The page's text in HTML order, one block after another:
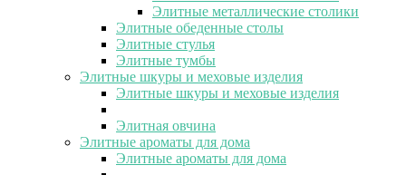
Элитные металлические столики
Элитные обеденные столы
Элитные стулья
Элитные тумбы
Элитные шкуры и меховые изделия
Элитные шкуры и меховые изделия
Элитная овчина
Элитные ароматы для дома
Элитные ароматы для дома